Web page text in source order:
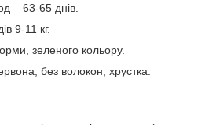
– 63-65 днів.
9-11 кг.
зеленого кольору.
без волокон, хрустка.